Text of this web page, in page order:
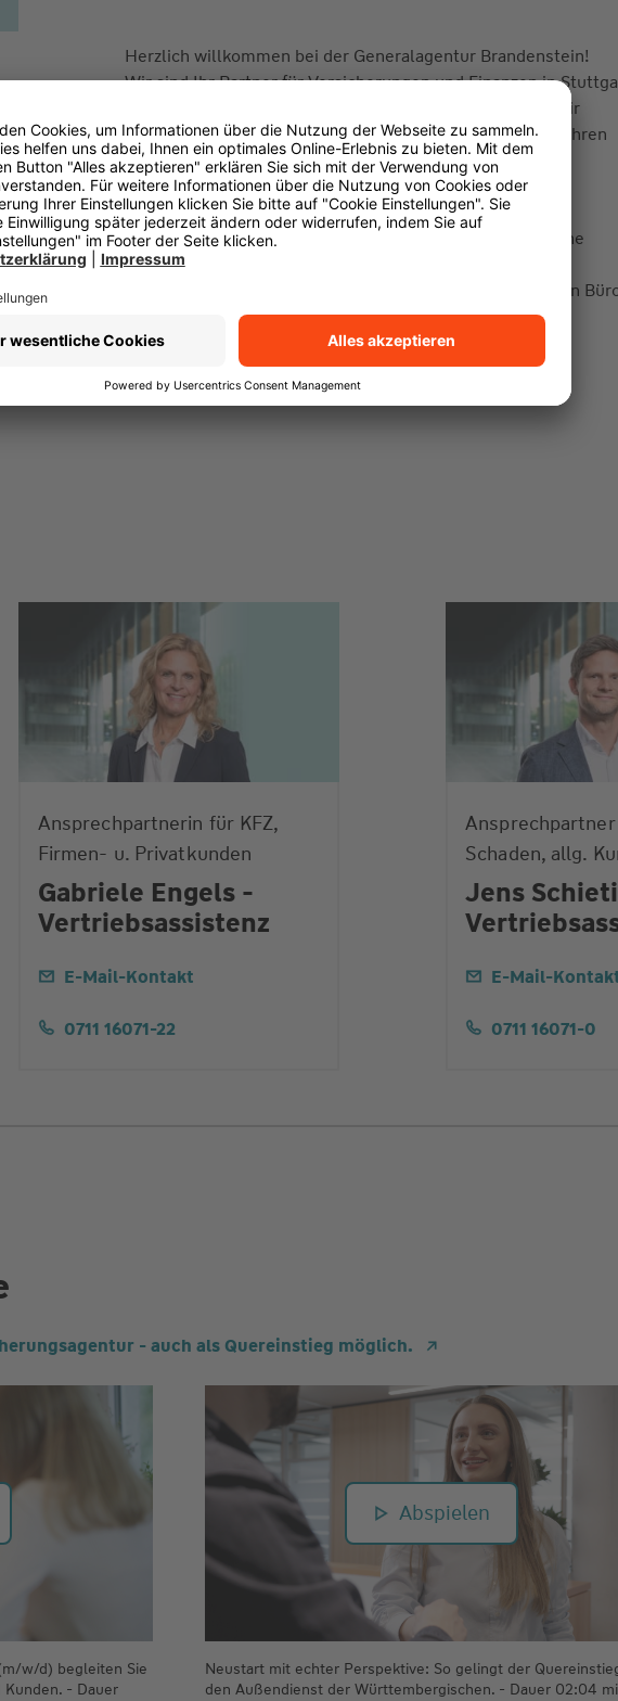
Herzlich willkommen bei der Generalagentur Brandenstein!
Wir sind Ihr Partner für Versicherungen und Finanzen in
Privatkunden, Unternehmer und Unternehmen beraten wir
persönlich und suchen gemeinsam die beste Lösung für Ihren
Bedarf.
Lesen Sie jetzt alles Wichtige über unsere Produkte und
Leistungen.
Haben Sie Fragen oder wünschen Sie einen Termin für eine
Beratung, rufen Sie uns gerne an.
Oder Sie kommen einfach kurz in unserem neuen, schönen
zentraler Lage von Degerloch vorbei.
Transparenz-Kodex
(PDF 93 kB)
Ansprechpartnerin für KFZ,
Firmen- u. Privatkunden
Gabriele Engels -
Vertriebsassistenz
E-Mail-Kontakt
0711 16071-22
Schaden, allg.
Jens
E-Mail-
0711 16071-0
- auch als Quereinstieg möglich.
w/d) begleiten Sie
- Dauer
Abspielen
Neustart mit echter Perspektive: So gelingt der
den Außendienst der Württembergischen. - Dauer 02:04